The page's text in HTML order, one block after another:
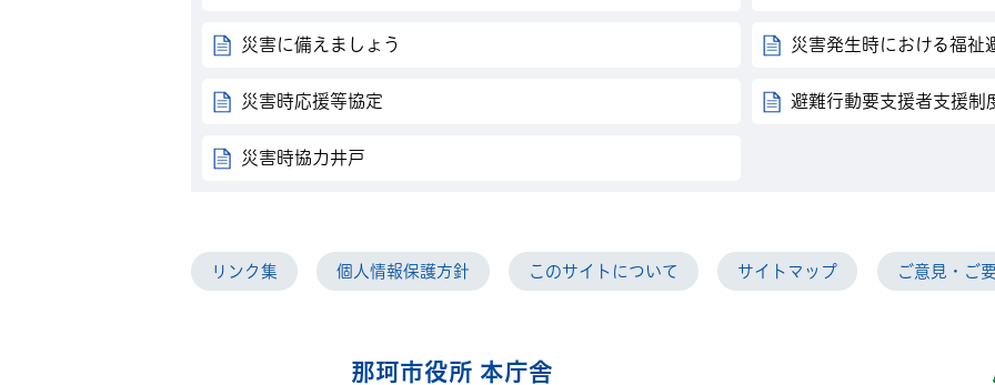
災害に備えましょう 災害発生時における福祉
災害時応援等協定 避難行動要支援者支援制
災害時協力井戸
リンク集 個人情報保護方針 このサイトについて サイトマップ ご意見・ご
那珂市役所 本庁舎